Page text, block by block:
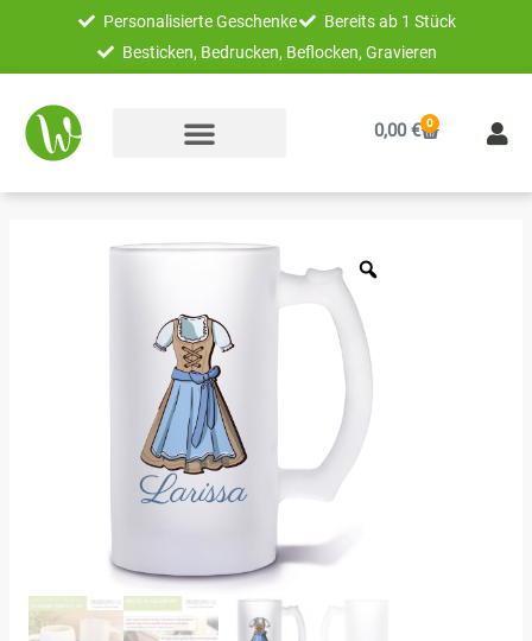
springen
Personalisierte Geschenke
Bereits ab 1 Stück
Besticken, Bedrucken, Beflocken, Gravieren
0,00€ 0
Warenkorb